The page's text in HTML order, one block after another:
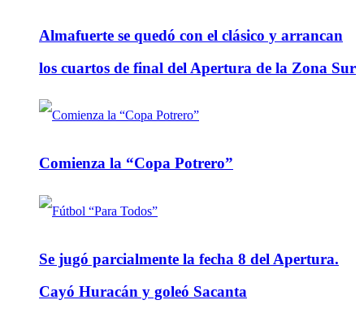
Almafuerte se quedó con el clásico y arrancan
los cuartos de final del Apertura de la Zona Sur
Comienza la “Copa Potrero”
Se jugó parcialmente la fecha 8 del Apertura.
Cayó Huracán y goleó Sacanta